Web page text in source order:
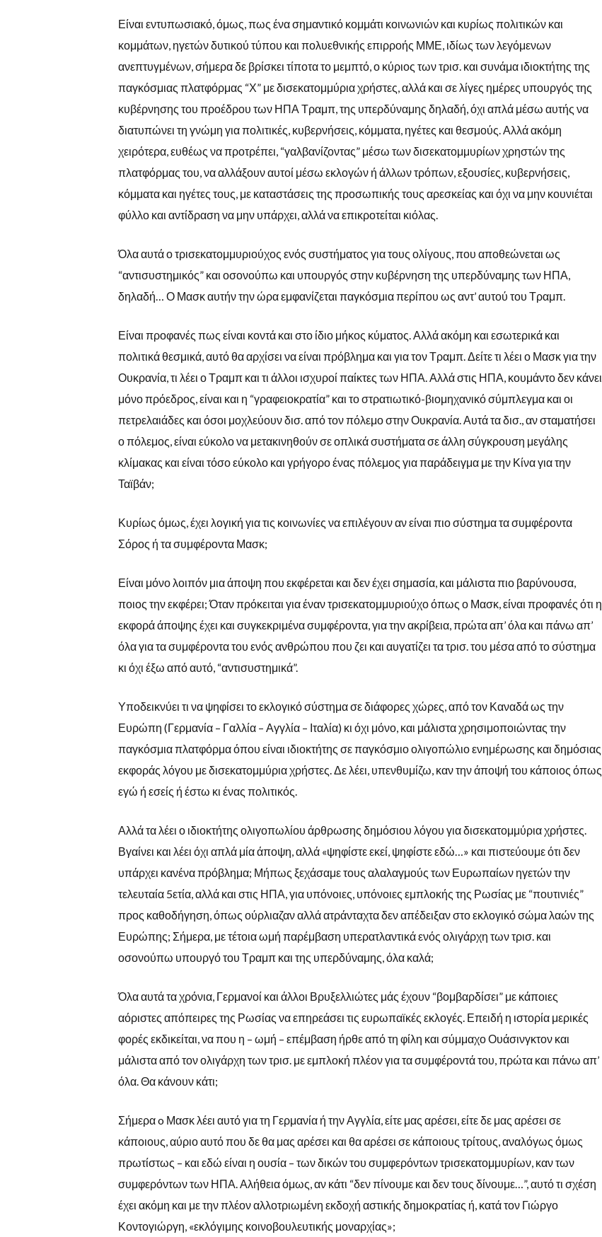
Είναι εντυπωσιακό, όμως, πως ένα σημαντικό κομμάτι κοινωνιών και κυρίως πολιτικών και
κομμάτων, ηγετών δυτικού τύπου και πολυεθνικής επιρροής ΜΜΕ, ιδίως των λεγόμενων
ανεπτυγμένων, σήμερα δε βρίσκει τίποτα το μεμπτό, ο κύριος των τρισ. και συνάμα ιδιοκτήτης της
παγκόσμιας πλατφόρμας “Χ” με δισεκατομμύρια χρήστες, αλλά και σε λίγες ημέρες υπουργός της
κυβέρνησης του προέδρου των ΗΠΑ Τραμπ, της υπερδύναμης δηλαδή, όχι απλά μέσω αυτής να
διατυπώνει τη γνώμη για πολιτικές, κυβερνήσεις, κόμματα, ηγέτες και θεσμούς. Αλλά ακόμη
χειρότερα, ευθέως να προτρέπει, “γαλβανίζοντας” μέσω των δισεκατομμυρίων χρηστών της
πλατφόρμας του, να αλλάξουν αυτοί μέσω εκλογών ή άλλων τρόπων, εξουσίες, κυβερνήσεις,
κόμματα και ηγέτες τους, με καταστάσεις της προσωπικής τους αρεσκείας και όχι να μην κουνιέται
φύλλο και αντίδραση να μην υπάρχει, αλλά να επικροτείται κιόλας.
Όλα αυτά ο τρισεκατομμυριούχος ενός συστήματος για τους ολίγους, που αποθεώνεται ως
“αντισυστημικός” και οσονούπω και υπουργός στην κυβέρνηση της υπερδύναμης των ΗΠΑ,
δηλαδή… Ο Μασκ αυτήν την ώρα εμφανίζεται παγκόσμια περίπου ως αντ’ αυτού του Τραμπ.
Είναι προφανές πως είναι κοντά και στο ίδιο μήκος κύματος. Αλλά ακόμη και εσωτερικά και
πολιτικά θεσμικά, αυτό θα αρχίσει να είναι πρόβλημα και για τον Τραμπ. Δείτε τι λέει ο Μασκ για την
Ουκρανία, τι λέει ο Τραμπ και τι άλλοι ισχυροί παίκτες των ΗΠΑ. Αλλά στις ΗΠΑ, κουμάντο δεν κάνει
μόνο πρόεδρος, είναι και η “γραφειοκρατία” και το στρατιωτικό-βιομηχανικό σύμπλεγμα και οι
πετρελαιάδες και όσοι μοχλεύουν δισ. από τον πόλεμο στην Ουκρανία. Αυτά τα δισ., αν σταματήσει
ο πόλεμος, είναι εύκολο να μετακινηθούν σε οπλικά συστήματα σε άλλη σύγκρουση μεγάλης
κλίμακας και είναι τόσο εύκολο και γρήγορο ένας πόλεμος για παράδειγμα με την Κίνα για την
Ταϊβάν;
Κυρίως όμως, έχει λογική για τις κοινωνίες να επιλέγουν αν είναι πιο σύστημα τα συμφέροντα
Σόρος ή τα συμφέροντα Μασκ;
Είναι μόνο λοιπόν μια άποψη που εκφέρεται και δεν έχει σημασία, και μάλιστα πιο βαρύνουσα,
ποιος την εκφέρει; Όταν πρόκειται για έναν τρισεκατομμυριούχο όπως ο Μασκ, είναι προφανές ότι η
εκφορά άποψης έχει και συγκεκριμένα συμφέροντα, για την ακρίβεια, πρώτα απ’ όλα και πάνω απ’
όλα για τα συμφέροντα του ενός ανθρώπου που ζει και αυγατίζει τα τρισ. του μέσα από το σύστημα
κι όχι έξω από αυτό, “αντισυστημικά”.
Υποδεικνύει τι να ψηφίσει το εκλογικό σύστημα σε διάφορες χώρες, από τον Καναδά ως την
Ευρώπη (Γερμανία – Γαλλία – Αγγλία – Ιταλία) κι όχι μόνο, και μάλιστα χρησιμοποιώντας την
παγκόσμια πλατφόρμα όπου είναι ιδιοκτήτης σε παγκόσμιο ολιγοπώλιο ενημέρωσης και δημόσιας
εκφοράς λόγου με δισεκατομμύρια χρήστες. Δε λέει, υπενθυμίζω, καν την άποψή του κάποιος όπως
εγώ ή εσείς ή έστω κι ένας πολιτικός.
Αλλά τα λέει ο ιδιοκτήτης ολιγοπωλίου άρθρωσης δημόσιου λόγου για δισεκατομμύρια χρήστες.
Βγαίνει και λέει όχι απλά μία άποψη, αλλά «ψηφίστε εκεί, ψηφίστε εδώ…» και πιστεύουμε ότι δεν
υπάρχει κανένα πρόβλημα; Μήπως ξεχάσαμε τους αλαλαγμούς των Ευρωπαίων ηγετών την
τελευταία 5ετία, αλλά και στις ΗΠΑ, για υπόνοιες, υπόνοιες εμπλοκής της Ρωσίας με “πουτινιές”
προς καθοδήγηση, όπως ούρλιαζαν αλλά ατράνταχτα δεν απέδειξαν στο εκλογικό σώμα λαών της
Ευρώπης; Σήμερα, με τέτοια ωμή παρέμβαση υπερατλαντικά ενός ολιγάρχη των τρισ. και
οσονούπω υπουργό του Τραμπ και της υπερδύναμης, όλα καλά;
Όλα αυτά τα χρόνια, Γερμανοί και άλλοι Βρυξελλιώτες μάς έχουν “βομβαρδίσει” με κάποιες
αόριστες απόπειρες της Ρωσίας να επηρεάσει τις ευρωπαϊκές εκλογές. Επειδή η ιστορία μερικές
φορές εκδικείται, να που η – ωμή – επέμβαση ήρθε από τη φίλη και σύμμαχο Ουάσινγκτον και
μάλιστα από τον ολιγάρχη των τρισ. με εμπλοκή πλέον για τα συμφέροντά του, πρώτα και πάνω απ’
όλα. Θα κάνουν κάτι;
Σήμερα o Μασκ λέει αυτό για τη Γερμανία ή την Αγγλία, είτε μας αρέσει, είτε δε μας αρέσει σε
κάποιους, αύριο αυτό που δε θα μας αρέσει και θα αρέσει σε κάποιους τρίτους, αναλόγως όμως
πρωτίστως – και εδώ είναι η ουσία – των δικών του συμφερόντων τρισεκατομμυρίων, καν των
συμφερόντων των ΗΠΑ. Αλήθεια όμως, αν κάτι “δεν πίνουμε και δεν τους δίνουμε…”, αυτό τι σχέση
έχει ακόμη και με την πλέον αλλοτριωμένη εκδοχή αστικής δημοκρατίας ή, κατά τον Γιώργο
Κοντογιώργη, «εκλόγιμης κοινοβουλευτικής μοναρχίας»;